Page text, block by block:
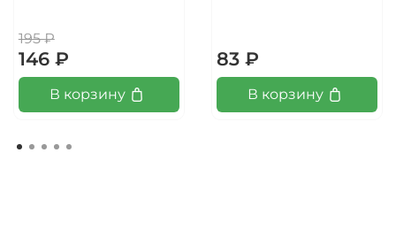
195 ₽
146 ₽
В корзину
83 ₽
В корзину